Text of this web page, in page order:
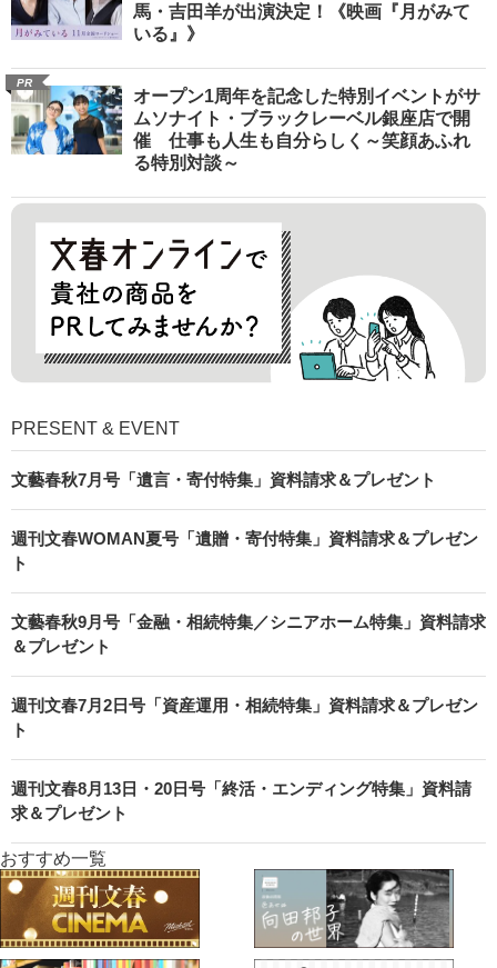
馬・吉田羊が出演決定！《映画『月がみて
いる』》
PR
オープン1周年を記念した特別イベントがサ
ムソナイト・ブラックレーベル銀座店で開
催 仕事も人生も自分らしく～笑顔あふれ
る特別対談～
PRESENT & EVENT
文藝春秋7月号「遺言・寄付特集」資料請求＆プレゼント
週刊文春WOMAN夏号「遺贈・寄付特集」資料請求＆プレゼン
ト
文藝春秋9月号「金融・相続特集／シニアホーム特集」資料請求
＆プレゼント
週刊文春7月2日号「資産運用・相続特集」資料請求＆プレゼン
ト
週刊文春8月13日・20日号「終活・エンディング特集」資料請
求＆プレゼント
おすすめ一覧